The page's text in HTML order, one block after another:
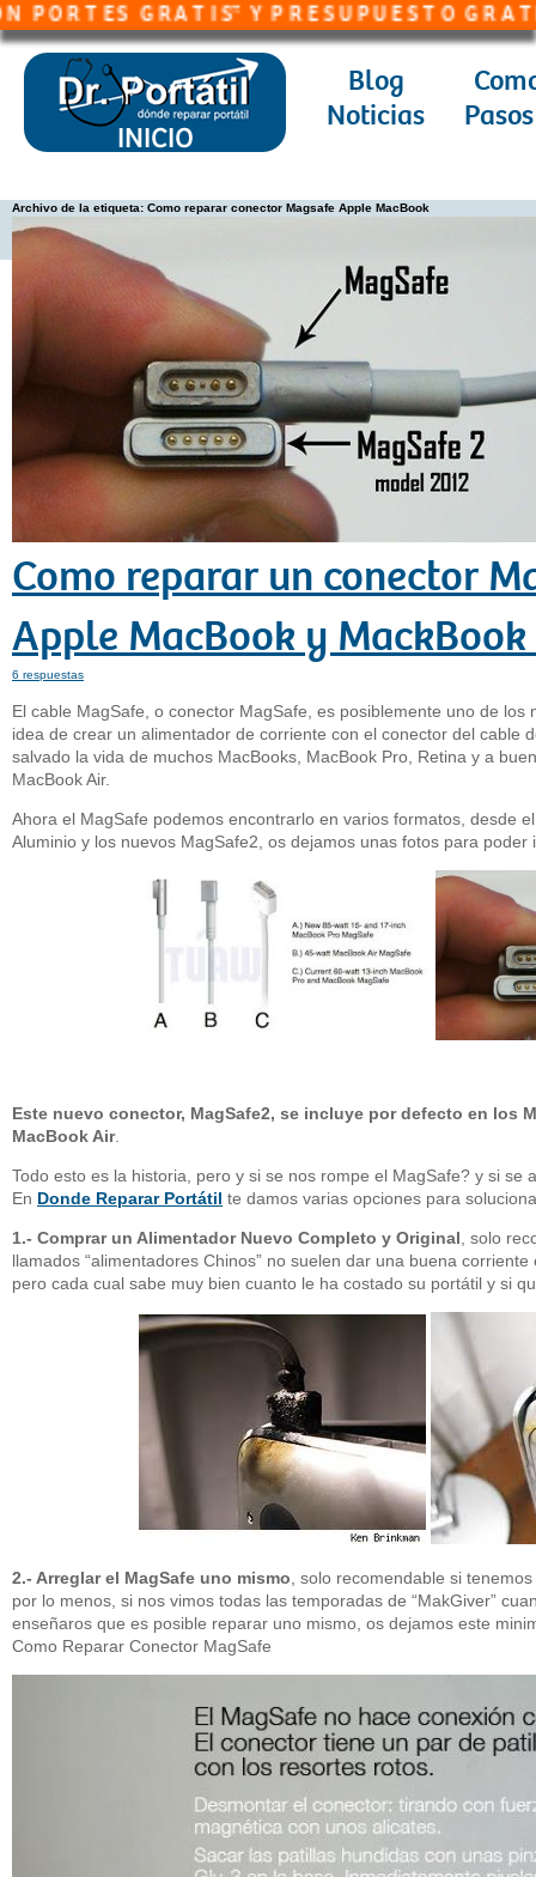
R T E S G R A T I S* Y P R E S U P U E S T O G R A T I S**
Blog
Noticias
Archivo de la etiqueta: Como reparar conector Magsafe Apple MacBook
Como reparar un conector
Apple MacBook y MackBook
6 respuestas
El cable MagSafe, o conector MagSafe, es posiblemente uno de los
idea de crear un alimentador de corriente con el conector del cable
salvado la vida de muchos MacBooks, MacBook Pro, Retina y a
MacBook Air.
Ahora el MagSafe podemos encontrarlo en varios formatos, desde
Aluminio y los nuevos MagSafe2, os dejamos unas fotos para poder
Este nuevo conector, MagSafe2, se incluye por defecto en los
MacBook Air.
Todo esto es la historia, pero y si se nos rompe el MagSafe? y si se
En Donde Reparar Portátil te damos varias opciones para
1.- Comprar un Alimentador Nuevo Completo y Original , solo
llamados “alimentadores Chinos” no suelen dar una buena
pero cada cual sabe muy bien cuanto le ha costado su portátil y si
2.- Arreglar el MagSafe uno mismo , solo recomendable si
por lo menos, si nos vimos todas las temporadas de “MakGiver”
enseñaros que es posible reparar uno mismo, os dejamos este
Como Reparar Conector MagSafe